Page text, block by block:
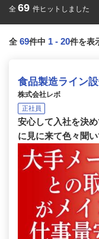
全 69 件ヒットしました
全 69件中 1 - 20件を表
食品製造ライン
株式会社レボ
正社員
安心して入社を決
に見に来て色々聞